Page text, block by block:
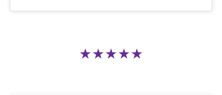
★★★★★